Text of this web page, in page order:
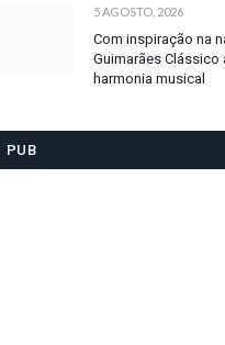
5 AGOSTO, 2026
Com inspiração na
Guimarães Clássico
harmonia musical
PUB